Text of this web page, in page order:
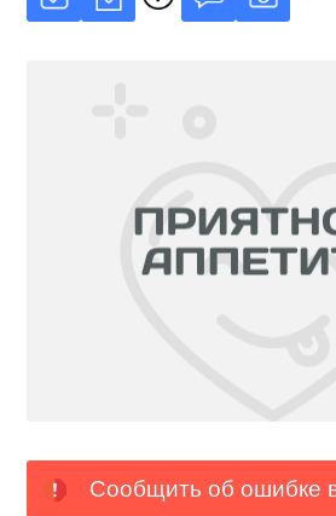
Сообщить об ошибке